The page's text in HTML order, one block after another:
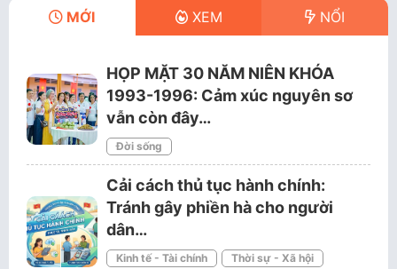
MỚI XEM NỔI
HỌP MẶT 30 NĂM NIÊN KHÓA
1993-1996: Cảm xúc nguyên sơ
vẫn còn đây…
Đời sống
Cải cách thủ tục hành chính:
Tránh gây phiền hà cho người
dân…
Kinh tế - Tài chính
Thời sự - Xã hội